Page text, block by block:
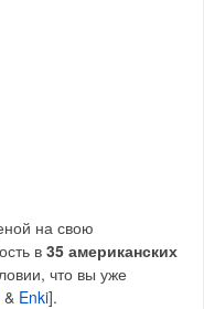
на свою
в35 американских
что вы уже
& Enki].